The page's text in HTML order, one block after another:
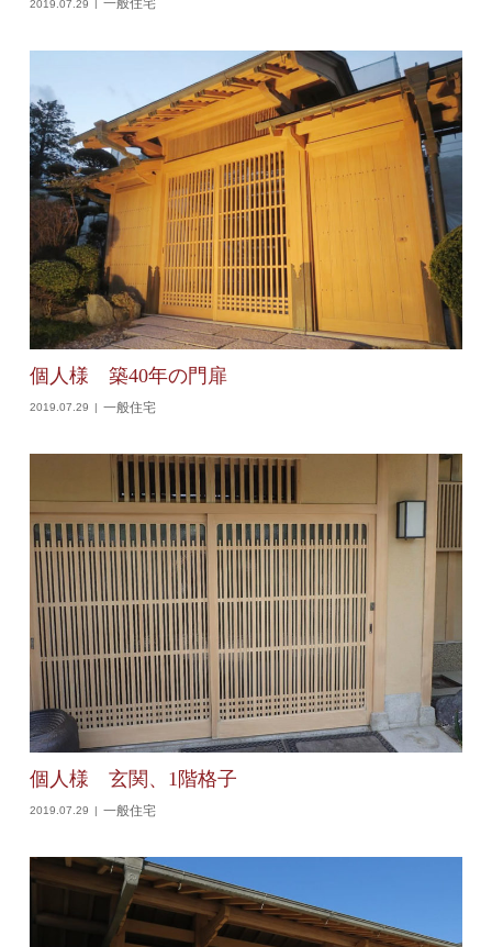
2019.07.29 一般住宅
個人様 築40年の門扉
2019.07.29 一般住宅
個人様 玄関、1階格子
2019.07.29 一般住宅